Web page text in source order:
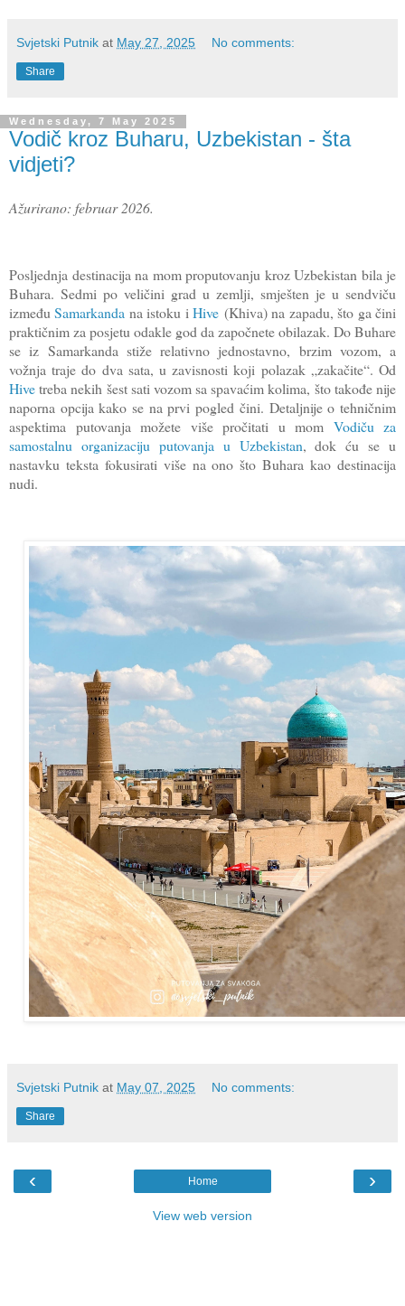
Svjetski Putnik at May 27, 2025 No comments:
Share
Wednesday, 7 May 2025
Vodič kroz Buharu, Uzbekistan - šta
vidjeti?
Ažurirano: februar 2026.
Posljednja destinacija na mom proputovanju kroz Uzbekistan bila je
Buhara. Sedmi po veličini grad u zemlji, smješten je u sendviču
izmeđuSamarkanda na istoku iHive (Khiva) na zapadu, što ga čini
praktičnim za posjetu odakle god da započnete obilazak. Do Buhare
se iz Samarkanda stiže relativno jednostavno, brzim vozom, a
vožnja traje do dva sata, u zavisnosti koji polazak „zakačite“. Od
Hivetreba nekih šest sati vozom sa spavaćim kolima, što takođe nije
naporna opcija kako se na prvi pogled čini. Detaljnije o tehničnim
aspektima putovanja možete više pročitati u mom Vodiču za
samostalnu organizaciju putovanja u Uzbekistan, dok ću se u
nastavku teksta fokusirati više na ono što Buhara kao destinacija
nudi.
Svjetski Putnik at May 07, 2025 No comments:
Share
‹ ›
Home
View web version